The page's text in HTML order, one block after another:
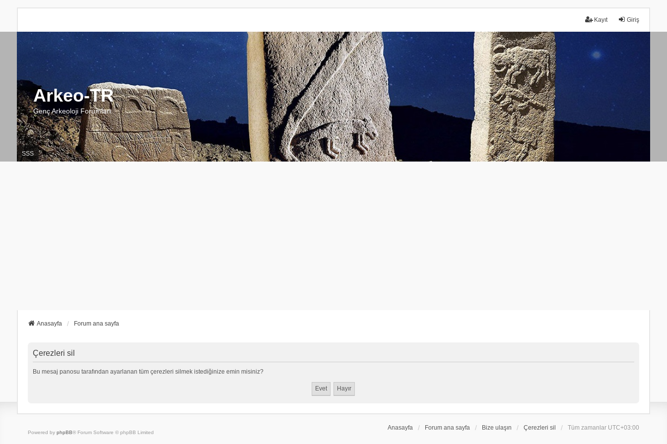
Giriş
Kayıt
Arkeo-TR
Genç Arkeoloji Forumları
SSS
Anasayfa Forum ana sayfa
Çerezleri sil
Bu mesaj panosu tarafından ayarlanan tüm çerezleri silmek istediğinize emin misiniz?
Anasayfa Forum ana sayfa Bize ulaşın Çerezleri sil Tüm zamanlar UTC+03:00
Powered by phpBB® Forum Software © phpBB Limited